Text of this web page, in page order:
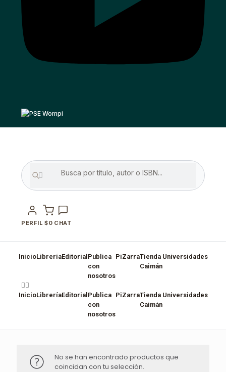
PERFIL $0 CHAT
InicioLibreríaEditorial Publica
con
nosotros
PiZarraTienda
Caimán
Universidades
InicioLibreríaEditorial Publica
con
nosotros
PiZarraTienda
Caimán
Universidades
No se han encontrado productos que
coincidan con tu selección.